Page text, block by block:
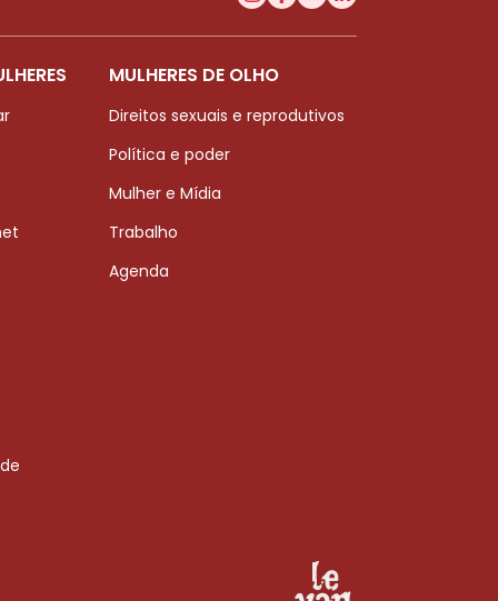
MULHERES DE OLHO
Direitos sexuais e reprodutivos
Política e poder
Mulher e Mídia
Trabalho
Agenda